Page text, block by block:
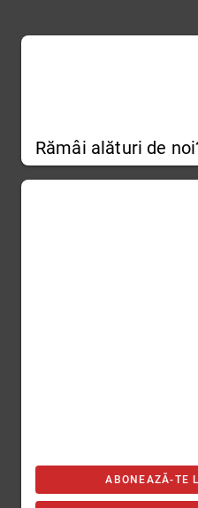
Rămâi alături de
ABONEAZĂ-TE